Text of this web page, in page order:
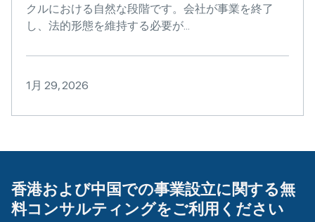
クルにおける自然な段階です。会社が事業を終了
し、法的形態を維持する必要が...
1月 29, 2026
香港および中国での事業設立に関する無
料コンサルティングをご利用ください